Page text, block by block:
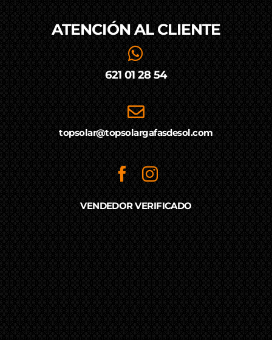
ATENCIÓN AL CLIENTE
621 01 28 54
topsolar@topsolargafasdesol.com
VENDEDOR VERIFICADO